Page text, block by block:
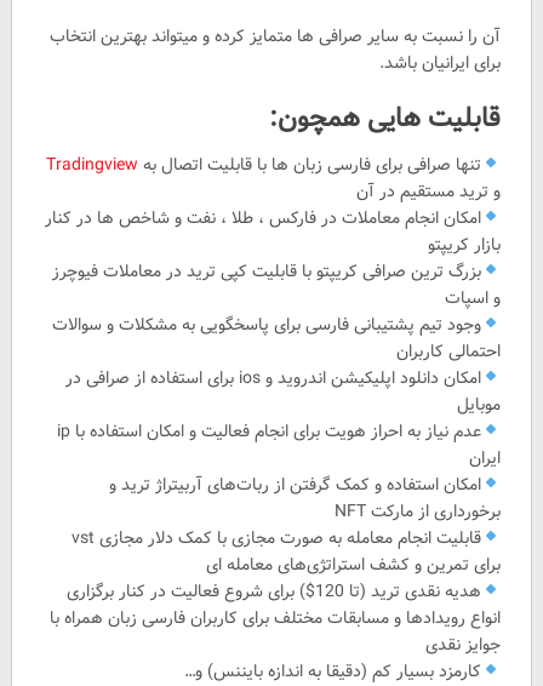
آن را نسبت به سایر صرافی ها متمایز کرده و میتواند بهترین انتخاب
برای ایرانیان باشد.
قابلیت هایی همچون:
تنها صرافی برای فارسی زبان ها با قابلیت اتصال به Tradingview
و ترید مستقیم در آن
امکان انجام معاملات در فارکس ، طلا ، نفت و شاخص ها در کنار
بازار کریپتو
بزرگ ترین صرافی کریپتو با قابلیت کپی ترید در معاملات فیوچرز
و اسپات
وجود تیم پشتیبانی فارسی برای پاسخگویی به مشکلات و سوالات
احتمالی کاربران
امکان دانلود اپلیکیشن اندروید و ios برای استفاده از صرافی در
موبایل
عدم نیاز به احراز هویت برای انجام فعالیت‌ و امکان استفاده با ip
ایران
امکان استفاده و کمک گرفتن از ربات‌های آربیتراژ ترید و
برخورداری از مارکت NFT
قابلیت انجام معامله به صورت مجازی با کمک دلار مجازی vst
برای تمرین و کشف استراتژی‌های معامله ای
هدیه نقدی ترید (تا 120$) برای شروع فعالیت در کنار برگزاری
انواع رویدادها و مسابقات مختلف برای کاربران فارسی زبان همراه با
جوایز نقدی
کارمزد بسیار کم (دقیقا به اندازه بایننس) و…